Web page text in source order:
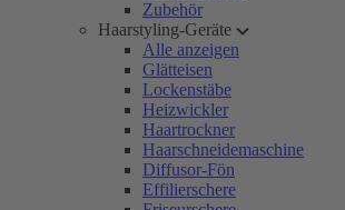
Zubehör
Haarstyling-Geräte
Alle anzeigen
Glätteisen
Lockenstäbe
Heizwickler
Haartrockner
Haarschneidemaschine
Diffusor-Fön
Effilierschere